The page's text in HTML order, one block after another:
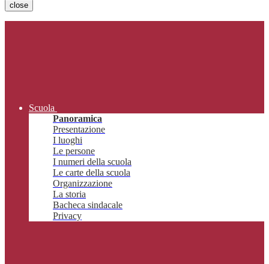
close
Scuola
Panoramica
Presentazione
I luoghi
Le persone
I numeri della scuola
Le carte della scuola
Organizzazione
La storia
Bacheca sindacale
Privacy